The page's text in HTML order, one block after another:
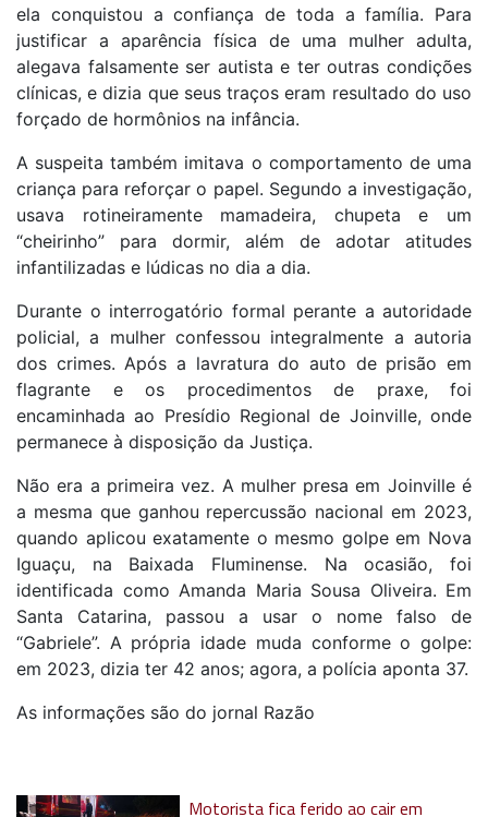
ela conquistou a confiança de toda a família. Para
justificar a aparência física de uma mulher adulta,
alegava falsamente ser autista e ter outras condições
clínicas, e dizia que seus traços eram resultado do uso
forçado de hormônios na infância.
A suspeita também imitava o comportamento de uma
criança para reforçar o papel. Segundo a investigação,
usava rotineiramente mamadeira, chupeta e um
“cheirinho” para dormir, além de adotar atitudes
infantilizadas e lúdicas no dia a dia.
Durante o interrogatório formal perante a autoridade
policial, a mulher confessou integralmente a autoria
dos crimes. Após a lavratura do auto de prisão em
flagrante e os procedimentos de praxe, foi
encaminhada ao Presídio Regional de Joinville, onde
permanece à disposição da Justiça.
Não era a primeira vez. A mulher presa em Joinville é
a mesma que ganhou repercussão nacional em 2023,
quando aplicou exatamente o mesmo golpe em Nova
Iguaçu, na Baixada Fluminense. Na ocasião, foi
identificada como Amanda Maria Sousa Oliveira. Em
Santa Catarina, passou a usar o nome falso de
“Gabriele”. A própria idade muda conforme o golpe:
em 2023, dizia ter 42 anos; agora, a polícia aponta 37.
As informações são do jornal Razão
Motorista fica ferido ao cair em